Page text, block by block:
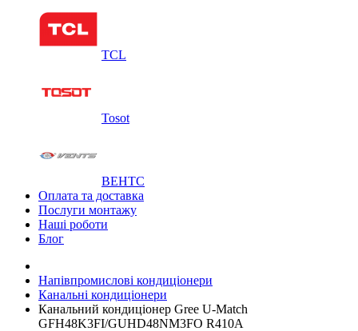
TCL
Tosot
ВЕНТС
Оплата та доставка
Послуги монтажу
Наші роботи
Блог
Напівпромислові кондиціонери
Канальні кондиціонери
Канальний кондиціонер Gree U-Match
GFH48K3FI/GUHD48NM3FO R410A